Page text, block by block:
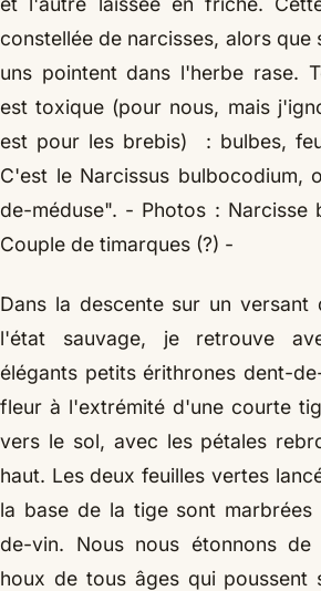
constellée de narcisses, alors que
uns pointent dans l'herbe rase.
est toxique (pour nous, mais
est pour les brebis) : bulbes,
C'est le Narcissus bulbocodium,
de-méduse". - Photos : Narcisse
Couple de timarques (?) -
Dans la descente sur un versant
l'état sauvage, je retrouve
élégants petits érithrones dent-
fleur à l'extrémité d'une courte
vers le sol, avec les pétales
haut. Les deux feuilles vertes
la base de la tige sont marbrées
de-vin. Nous nous étonnons
houx de tous âges qui poussent